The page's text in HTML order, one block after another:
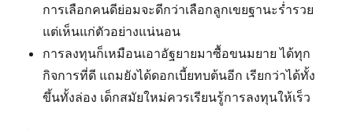
การเลือกคนดีย่อมจะดีกว่าเลือกลูกเขยฐานะร่ำรวย
แต่เห็นแก่ตัวอย่างแน่นอน
การลงทุนก็เหมือนเอาอัฐยายมาซื้อขนมยาย ได้ทุก
กิจการที่ดี แถมยังได้ดอกเบี้ยทบต้นอีก เรียกว่าได้ทั้ง
ขึ้นทั้งล่อง เด็กสมัยใหม่ควรเรียนรู้การลงทุนให้เร็ว